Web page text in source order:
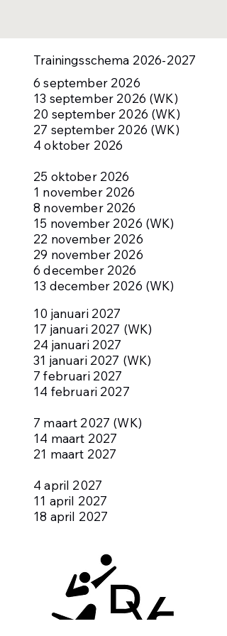
Trainingsschema 2026-2027
6 september 2026
13 september 2026 (WK)
20 september 2026 (WK)
27 september 2026 (WK)
4 oktober 2026
25 oktober 2026
1 november 2026
8 november 2026
15 november 2026 (WK)
22 november 2026
29 november 2026
6 december 2026
13 december 2026 (WK)
10 januari 2027
17 januari 2027 (WK)
24 januari 2027
31 januari 2027 (WK)
7 februari 2027
14 februari 2027
7 maart 2027 (WK)
14 maart 2027
21 maart 2027
4 april 2027
11 april 2027
18 april 2027